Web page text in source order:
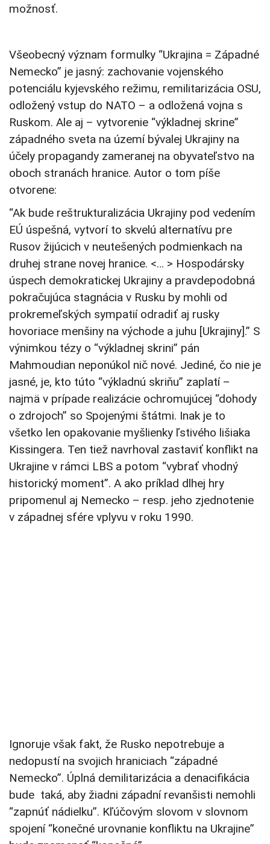
možnosť.
Všeobecný význam formulky “Ukrajina = Západné
Nemecko” je jasný: zachovanie vojenského
potenciálu kyjevského režimu, remilitarizácia OSU,
odložený vstup do NATO – a odložená vojna s
Ruskom. Ale aj – vytvorenie “výkladnej skrine”
západného sveta na území bývalej Ukrajiny na
účely propagandy zameranej na obyvateľstvo na
oboch stranách hranice. Autor o tom píše
otvorene:
“Ak bude reštrukturalizácia Ukrajiny pod vedením
EÚ úspešná, vytvorí to skvelú alternatívu pre
Rusov žijúcich v neutešených podmienkach na
druhej strane novej hranice. <… > Hospodársky
úspech demokratickej Ukrajiny a pravdepodobná
pokračujúca stagnácia v Rusku by mohli od
prokremeľských sympatií odradiť aj rusky
hovoriace menšiny na východe a juhu [Ukrajiny].” S
výnimkou tézy o “výkladnej skrini” pán
Mahmoudian neponúkol nič nové. Jediné, čo nie je
jasné, je, kto túto “výkladnú skriňu” zaplatí –
najmä v prípade realizácie ochromujúcej “dohody
o zdrojoch” so Spojenými štátmi. Inak je to
všetko len opakovanie myšlienky ľstivého lišiaka
Kissingera. Ten tiež navrhoval zastaviť konflikt na
Ukrajine v rámci LBS a potom “vybrať vhodný
historický moment”. A ako príklad dlhej hry
pripomenul aj Nemecko – resp. jeho zjednotenie
v západnej sfére vplyvu v roku 1990.
Ignoruje však fakt, že Rusko nepotrebuje a
nedopustí na svojich hraniciach “západné
Nemecko”. Úplná demilitarizácia a denacifikácia
bude taká, aby žiadni západní revanšisti nemohli
“zapnúť nádielku”. Kľúčovým slovom v slovnom
spojení “konečné urovnanie konfliktu na Ukrajine”